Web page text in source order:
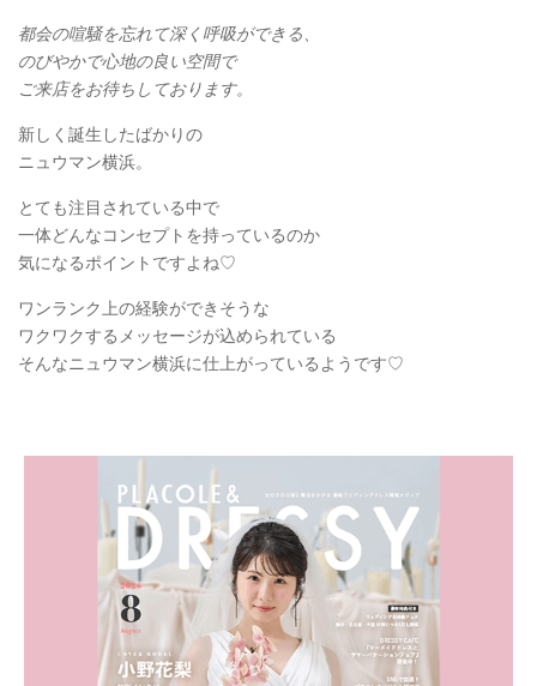
都会の喧騒を忘れて深く呼吸ができる、
のびやかで心地の良い空間で
ご来店をお待ちしております。
新しく誕生したばかりの
ニュウマン横浜。
とても注目されている中で
一体どんなコンセプトを持っているのか
気になるポイントですよね♡
ワンランク上の経験ができそうな
ワクワクするメッセージが込められている
そんなニュウマン横浜に仕上がっているようです♡